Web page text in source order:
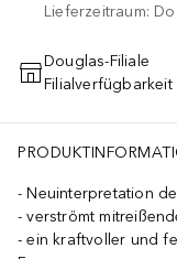
Lieferzeitraum:
Douglas-Filiale
Filialverfügbarkeit
Neuinterpretation
verströmt
ein kraftvoller und